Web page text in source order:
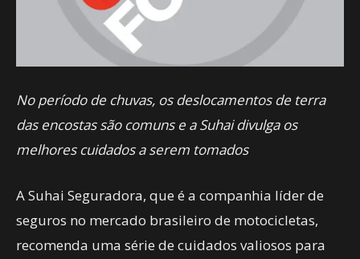
No período de chuvas, os deslocamentos de terra
das encostas são comuns e a Suhai divulga os
melhores cuidados a serem tomados
A Suhai Seguradora, que é a companhia líder de
seguros no mercado brasileiro de motocicletas,
recomenda uma série de cuidados valiosos para